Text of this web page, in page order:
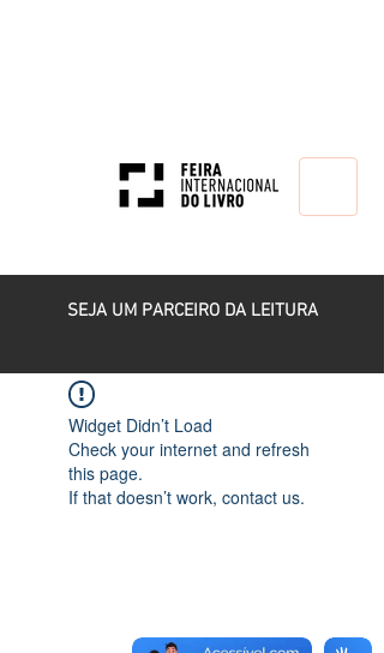
SEJA UM PARCEIRO DA LEITURA
Widget Didn’t Load
Check your internet and refresh
this page.
If that doesn’t work, contact us.